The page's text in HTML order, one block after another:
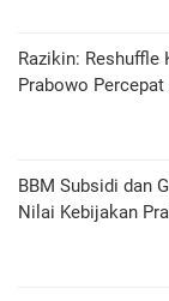
Razikin: Reshuffle
Prabowo
BBM Subsidi dan
Nilai Kebijakan